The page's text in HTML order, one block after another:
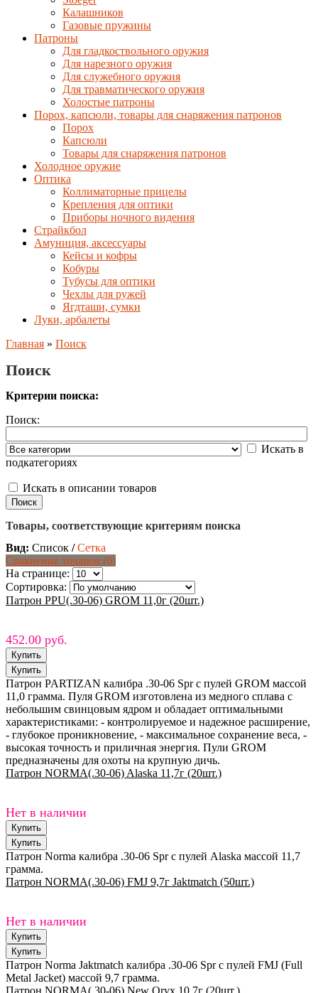
Калашников
Газовые пружины
Патроны
Для гладкоствольного оружия
Для нарезного оружия
Для служебного оружия
Для травматического оружия
Холостые патроны
Порох, капсюли, товары для снаряжения патронов
Порох
Капсюли
Товары для снаряжения патронов
Холодное оружие
Оптика
Коллиматорные прицелы
Крепления для оптики
Приборы ночного видения
Страйкбол
Амуниция, аксессуары
Кейсы и кофры
Кобуры
Тубусы для оптики
Чехлы для ружей
Ягдташи, сумки
Луки, арбалеты
Главная » Поиск
Поиск
Критерии поиска:
Поиск:
Искать в
подкатегориях
Искать в описании товаров
Товары, соответствующие критериям поиска
Вид: Список / Сетка
Сравнение товаров (0)
На странице:
Сортировка:
Патрон PPU(.30-06) GROM 11,0г (20шт.)
452.00 руб.
Патрон PARTIZAN калибра .30-06 Spr с пулей GROM массой
11,0 грамма. Пуля GROM изготовлена из медного сплава с
небольшим свинцовым ядром и обладает оптимальными
характеристиками: - контролируемое и надежное расширение,
- глубокое проникновение, - максимальное сохранение веса, -
высокая точность и приличная энергия. Пули GROM
предназначены для охоты на крупную дичь.
Патрон NORMA(.30-06) Alaska 11,7г (20шт.)
Нет в наличии
Патрон Norma калибра .30-06 Spr с пулей Alaska массой 11,7
грамма.
Патрон NORMA(.30-06) FMJ 9,7г Jaktmatch (50шт.)
Нет в наличии
Патрон Norma Jaktmatch калибра .30-06 Spr с пулей FMJ (Full
Metal Jacket) массой 9,7 грамма.
Патрон NORMA(.30-06) New Oryx 10,7г (20шт.)